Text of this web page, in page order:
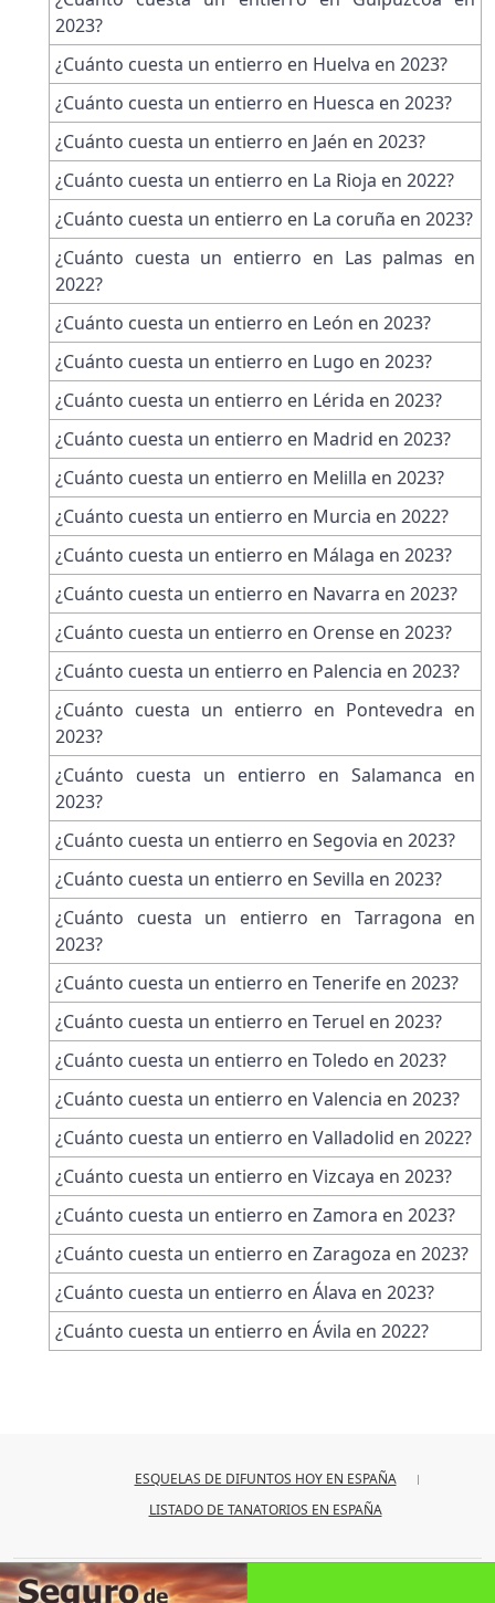
2023?
¿Cuánto cuesta un entierro en Huelva en 2023?
¿Cuánto cuesta un entierro en Huesca en 2023?
¿Cuánto cuesta un entierro en Jaén en 2023?
¿Cuánto cuesta un entierro en La Rioja en 2022?
¿Cuánto cuesta un entierro en La coruña en 2023?
¿Cuánto cuesta un entierro en Las palmas en
2022?
¿Cuánto cuesta un entierro en León en 2023?
¿Cuánto cuesta un entierro en Lugo en 2023?
¿Cuánto cuesta un entierro en Lérida en 2023?
¿Cuánto cuesta un entierro en Madrid en 2023?
¿Cuánto cuesta un entierro en Melilla en 2023?
¿Cuánto cuesta un entierro en Murcia en 2022?
¿Cuánto cuesta un entierro en Málaga en 2023?
¿Cuánto cuesta un entierro en Navarra en 2023?
¿Cuánto cuesta un entierro en Orense en 2023?
¿Cuánto cuesta un entierro en Palencia en 2023?
¿Cuánto cuesta un entierro en Pontevedra en
2023?
¿Cuánto cuesta un entierro en Salamanca en
2023?
¿Cuánto cuesta un entierro en Segovia en 2023?
¿Cuánto cuesta un entierro en Sevilla en 2023?
¿Cuánto cuesta un entierro en Tarragona en
2023?
¿Cuánto cuesta un entierro en Tenerife en 2023?
¿Cuánto cuesta un entierro en Teruel en 2023?
¿Cuánto cuesta un entierro en Toledo en 2023?
¿Cuánto cuesta un entierro en Valencia en 2023?
¿Cuánto cuesta un entierro en Valladolid en 2022?
¿Cuánto cuesta un entierro en Vizcaya en 2023?
¿Cuánto cuesta un entierro en Zamora en 2023?
¿Cuánto cuesta un entierro en Zaragoza en 2023?
¿Cuánto cuesta un entierro en Álava en 2023?
¿Cuánto cuesta un entierro en Ávila en 2022?
ESQUELAS DE DIFUNTOS HOY EN ESPAÑA
LISTADO DE TANATORIOS EN ESPAÑA
© 2026iesquelas